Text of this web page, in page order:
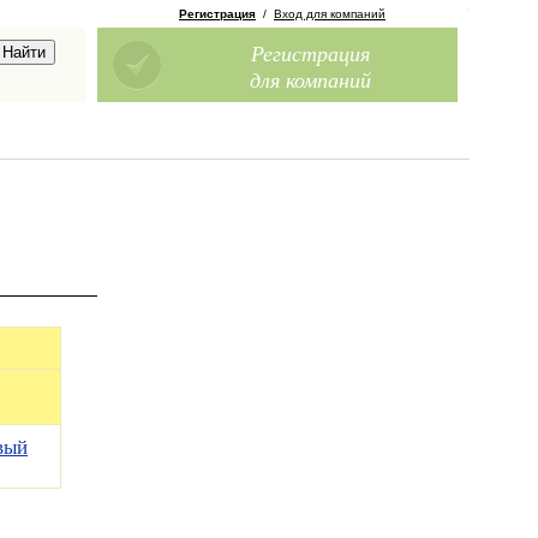
Регистрация / Вход для компаний
Регистрация
для компаний